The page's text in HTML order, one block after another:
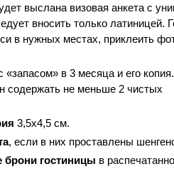
выслана визовая анкета с
вносить только латиницей.
в нужных местах, приклеить
«запасом» в 3 месяца и его копия.
содержать не меньше 2 чистых
3,5х4,5 см.
, если в них проставлены
брони гостиницы в